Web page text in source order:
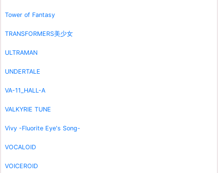
Tower of Fantasy
TRANSFORMERS美少女
ULTRAMAN
UNDERTALE
VA-11_HALL-A
VALKYRIE TUNE
Vivy -Fluorite Eye's Song-
VOCALOID
VOICEROID